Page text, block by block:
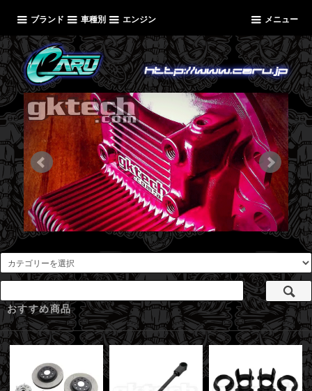
ブランド 車種別 エンジン メニュー
おすすめ商品